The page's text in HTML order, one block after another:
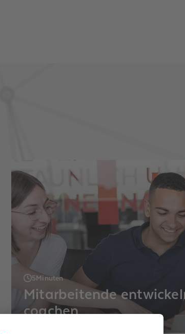
5Minuten
Mitarbeitende
coachen
Das Karriereportal ist voll und das